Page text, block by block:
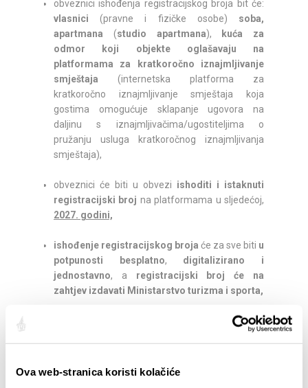
Ova web-stranica koristi kolačiće
obveznici ishođenja registracijskog broja bit će:
vlasnici (pravne i fizičke osobe) soba,
apartmana (studio apartmana),
kuća za
odmor
koji objekte oglašavaju na
platformama za kratkoročno iznajmljivanje
smještaja (internetska platforma za
kratkoročno iznajmljivanje smještaja koja
gostima omogućuje sklapanje ugovora na
daljinu s iznajmljivačima/ugostiteljima o
pružanju usluga kratkoročnog iznajmljivanja
smještaja),
obveznici će biti u obvezi ishoditi i istaknuti
registracijski broj na platformama u sljedećoj,
2027. godini,
ishođenje registracijskog broja će za sve biti u
potpunosti besplatno, digitalizirano i
jednostavno, a registracijski broj će na
zahtjev izdavati Ministarstvo turizma i sporta,
sprječava
onih koji objekte iznajmljuju
i ima za cilj smanjiti pojavu nelegalne